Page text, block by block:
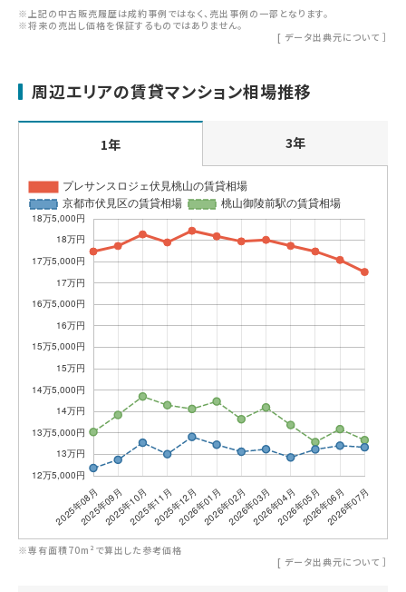
※上記の中古販売履歴は成約事例ではなく、売出事例の一部となります。
※将来の売出し価格を保証するものではありません。
[ データ出典元について ］
周辺エリアの賃貸マンション相場推移
1年 3年
※専有面積70m²で算出した参考価格
[ データ出典元について ］